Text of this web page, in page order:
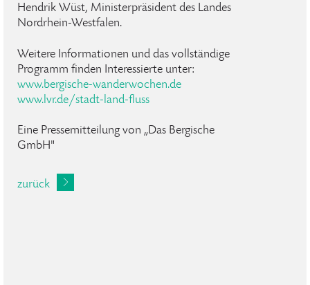
Hendrik Wüst, Ministerpräsident des Landes
Nordrhein-Westfalen.
Weitere Informationen und das vollständige
Programm finden Interessierte unter:
www.bergische-wanderwochen.de
www.lvr.de/stadt-land-fluss
Eine Pressemitteilung von „Das Bergische
GmbH"
zurück